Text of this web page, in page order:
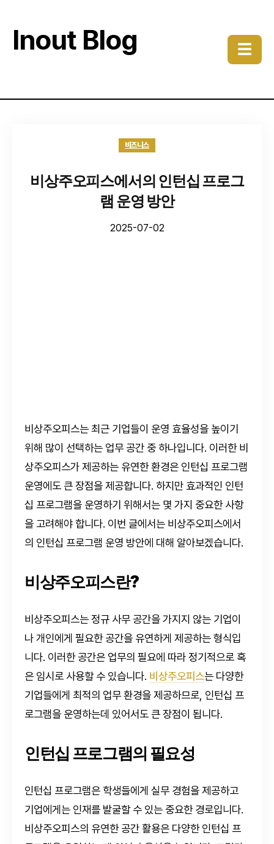
Inout Blog ☰
비즈니스
비상주오피스에서의 인턴십 프로그
램 운영 방안
2025-07-02
비상주오피스는 최근 기업들이 운영 효율성을 높이기
위해 많이 선택하는 업무 공간 중 하나입니다. 이러한 비
상주오피스가 제공하는 유연한 환경은 인턴십 프로그램
운영에도 큰 장점을 제공합니다. 하지만 효과적인 인턴
십 프로그램을 운영하기 위해서는 몇 가지 중요한 사항
을 고려해야 합니다. 이번 글에서는 비상주오피스에서
의 인턴십 프로그램 운영 방안에 대해 알아보겠습니다.
비상주오피스란?
비상주오피스는 정규 사무 공간을 가지지 않는 기업이
나 개인에게 필요한 공간을 유연하게 제공하는 형식입
니다. 이러한 공간은 업무의 필요에 따라 정기적으로 혹
은 임시로 사용할 수 있습니다. 비상주오피스는 다양한
기업들에게 최적의 업무 환경을 제공하므로, 인턴십 프
로그램을 운영하는데 있어서도 큰 장점이 됩니다.
인턴십 프로그램의 필요성
인턴십 프로그램은 학생들에게 실무 경험을 제공하고
기업에게는 인재를 발굴할 수 있는 중요한 경로입니다.
비상주오피스의 유연한 공간 활용은 다양한 인턴십 프